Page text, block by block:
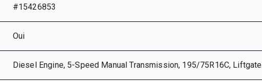
#15426853
Oui
Diesel Engine, 5-Speed Manual Transmission, 195/75R16C, Liftgate